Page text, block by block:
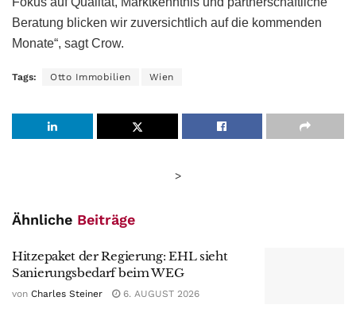
Beratung blicken wir zuversichtlich auf die kommenden
Monate“, sagt Crow.
Tags: Otto Immobilien Wien
>
Ähnliche Beiträge
Hitzepaket der Regierung: EHL sieht
Sanierungsbedarf beim WEG
von Charles Steiner 6. AUGUST 2026